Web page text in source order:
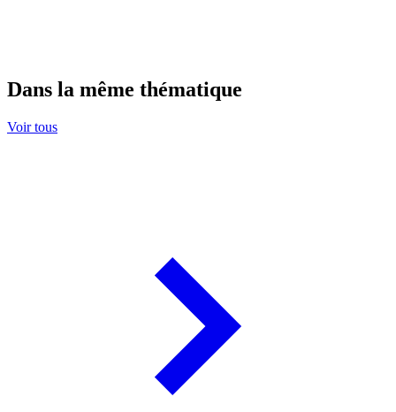
Dans la même thématique
Voir tous